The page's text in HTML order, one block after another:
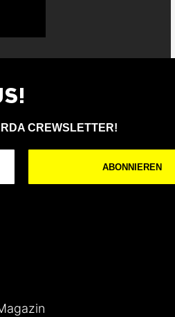
CREWSLETTER!
ABONNIEREN